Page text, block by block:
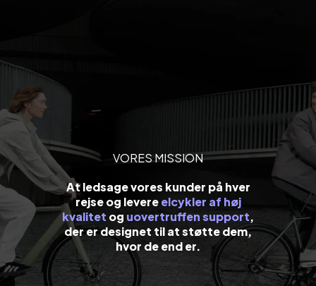
VORES MISSION
At ledsage vores kunder på hver
rejse og levereelcykler af høj
kvalitet og uovertruffen support,
der er designet til at støtte dem,
hvor de end er.